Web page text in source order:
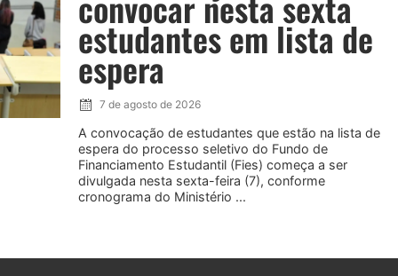
estudantes em lista de
espera
7 de agosto de 2026
A convocação de estudantes que estão na lista de
espera do processo seletivo do Fundo de
Financiamento Estudantil (Fies) começa a ser
divulgada nesta sexta-feira (7), conforme
cronograma do Ministério ...